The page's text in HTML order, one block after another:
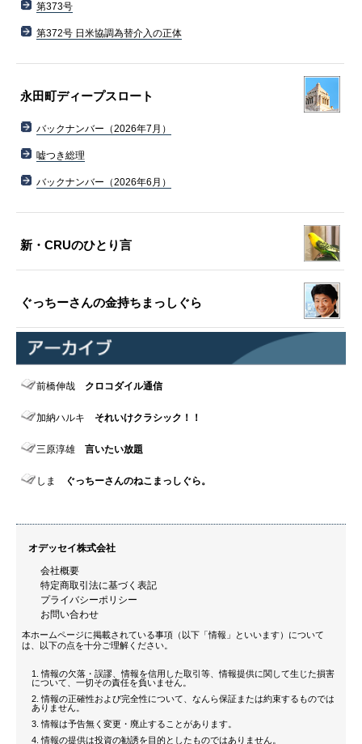
第373号
第372号 日米協調為替介入の正体
永田町ディープスロート
バックナンバー（2026年7月）
嘘つき総理
バックナンバー（2026年6月）
新・CRUのひとり言
ぐっちーさんの金持ちまっしぐら
前橋伸哉 クロコダイル通信
加納ハルキ それいけクラシック！！
三原淳雄 言いたい放題
しま ぐっちーさんのねこまっしぐら。
オデッセイ株式会社
会社概要
特定商取引法に基づく表記
プライバシーポリシー
お問い合わせ
本ホームページに掲載されている事項（以下「情報」といいます）について
は、以下の点を十分ご理解ください。
情報の欠落・誤謬、情報を信用した取引等、情報提供に関して生じた損害
について、一切その責任を負いません。
情報の正確性および完全性について、なんら保証または約束するものでは
ありません。
情報は予告無く変更・廃止することがあります。
情報の提供は投資の勧誘を目的としたものではありません。